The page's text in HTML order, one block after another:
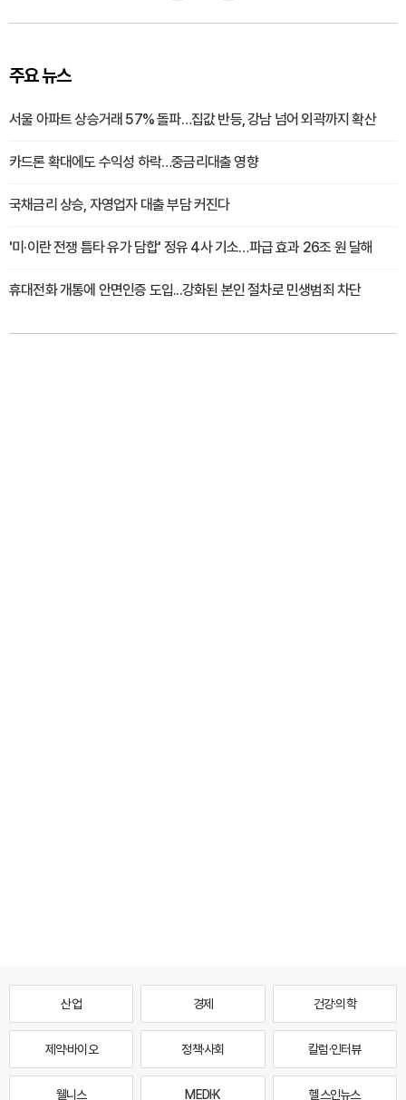
주요 뉴스
서울 아파트 상승거래 57% 돌파…집값 반등, 강남 넘어 외곽까지 확산
카드론 확대에도 수익성 하락…중금리대출 영향
국채금리 상승, 자영업자 대출 부담 커진다
'미·이란 전쟁 틈타 유가 담합' 정유 4사 기소…파급 효과 26조 원 달해
휴대전화 개통에 안면인증 도입...강화된 본인 절차로 민생범죄 차단
산업 경제 건강·의학
제약·바이오 정책·사회 칼럼·인터뷰
웰니스 MEDI·K 헬스인뉴스